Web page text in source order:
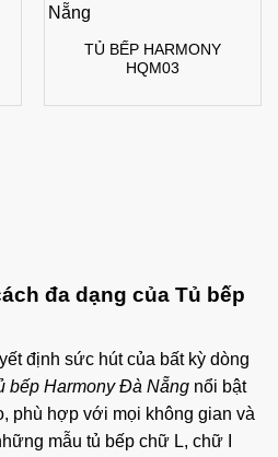
TỦ BẾP HARMONY
HQM03
đa dạng của Tủ bếp
định sức hút của bất kỳ dòng
bếp Harmony Đà Nẵng nổi bật
phù hợp với mọi không gian và
mẫu tủ bếp chữ L, chữ I